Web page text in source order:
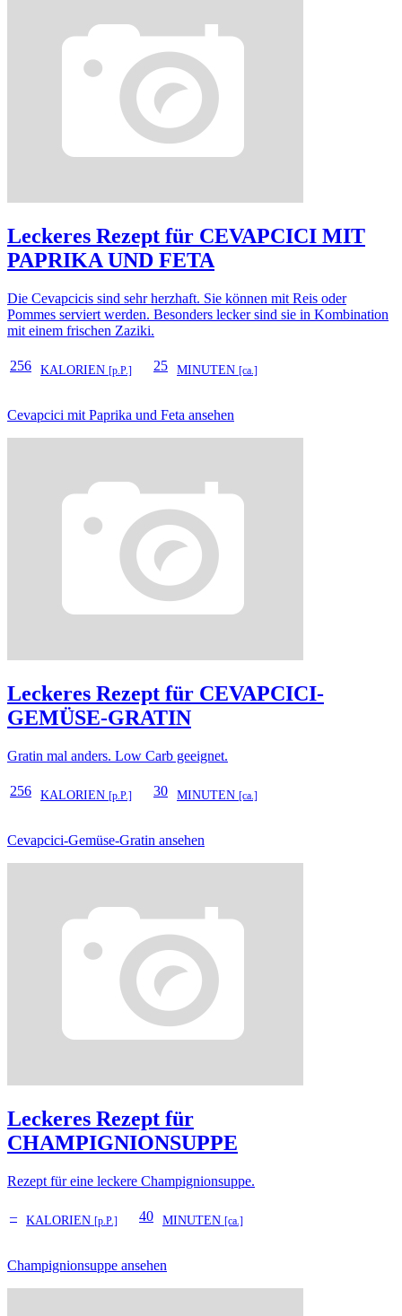
Leckeres Rezept für CEVAPCICI MIT
PAPRIKA UND FETA
Die Cevapcicis sind sehr herzhaft. Sie können mit Reis oder
Pommes serviert werden. Besonders lecker sind sie in Kombination
mit einem frischen Zaziki.
256 KALORIEN [p.P.] 25 MINUTEN [ca.]
Cevapcici mit Paprika und Feta ansehen
Leckeres Rezept für CEVAPCICI-
GEMÜSE-GRATIN
Gratin mal anders. Low Carb geeignet.
256 KALORIEN [p.P.] 30 MINUTEN [ca.]
Cevapcici-Gemüse-Gratin ansehen
Leckeres Rezept für
CHAMPIGNIONSUPPE
Rezept für eine leckere Champignionsuppe.
– KALORIEN [p.P.] 40 MINUTEN [ca.]
Champignionsuppe ansehen